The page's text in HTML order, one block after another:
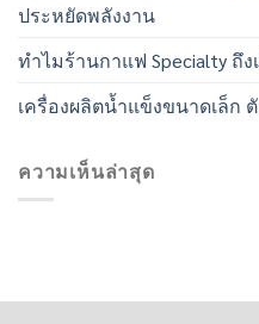
ประหยัดพลังงาน
ทำไมร้านกาแฟ Specialty ถึ
เครื่องผลิตน้ำแข็งขนาดเล็ก
ความเห็นล่าสุด